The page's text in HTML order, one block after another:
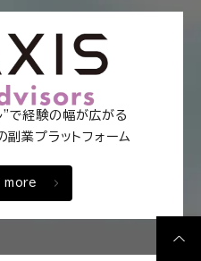
"で経験の幅が広がる
副業プラットフォーム
more